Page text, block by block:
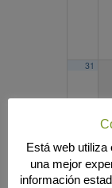
31
2025
Está web
una mejor
información